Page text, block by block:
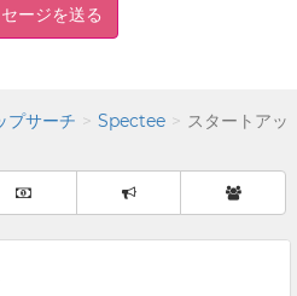
ージを送る
プサーチ Spectee
スタートアッ